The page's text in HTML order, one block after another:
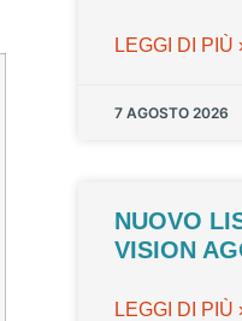
LEGGI DI PIÙ
7 AGOSTO 2026
NUOVO
VISION
LEGGI DI PIÙ